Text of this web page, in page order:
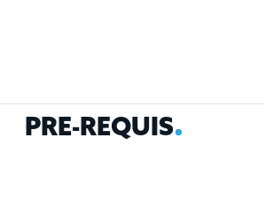
PRÉ-REQUIS